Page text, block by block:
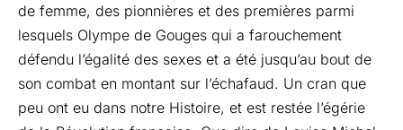
de femme, des pionnières et des premières parmi
lesquels Olympe de Gouges qui a farouchement
défendu l’égalité des sexes et a été jusqu’au bout de
son combat en montant sur l’échafaud. Un cran que
peu ont eu dans notre Histoire, et est restée l’égérie